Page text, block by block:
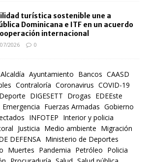
turística sostenible une a
Dominicana e ITF en un acuerdo
internacional
2026 0
Alcaldía Ayuntamiento Bancos CAASD
Contraloría Coronavirus COVID-19
Deporte DIGESETT Drogas EDEEste
Emergencia Fuerzas Armadas Gobierno
INFOTEP Interior y policia
Justicia Medio ambiente Migración
DEFENSA Ministerio de Deportes
Muertes Pandemia Petróleo Policia